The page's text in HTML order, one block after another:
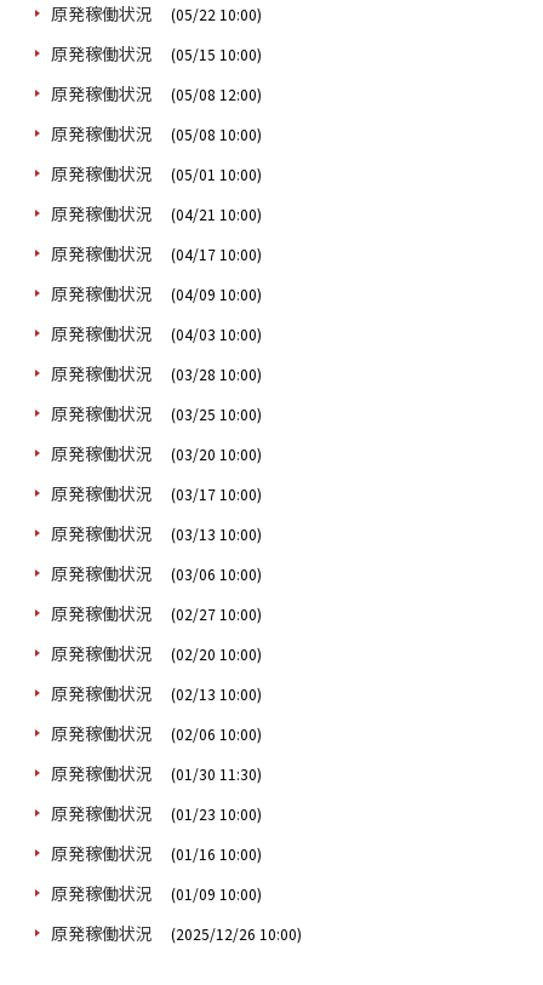
原発稼働状況 (05/22 10:00)
原発稼働状況 (05/15 10:00)
原発稼働状況 (05/08 12:00)
原発稼働状況 (05/08 10:00)
原発稼働状況 (05/01 10:00)
原発稼働状況 (04/21 10:00)
原発稼働状況 (04/17 10:00)
原発稼働状況 (04/09 10:00)
原発稼働状況 (04/03 10:00)
原発稼働状況 (03/28 10:00)
原発稼働状況 (03/25 10:00)
原発稼働状況 (03/20 10:00)
原発稼働状況 (03/17 10:00)
原発稼働状況 (03/13 10:00)
原発稼働状況 (03/06 10:00)
原発稼働状況 (02/27 10:00)
原発稼働状況 (02/20 10:00)
原発稼働状況 (02/13 10:00)
原発稼働状況 (02/06 10:00)
原発稼働状況 (01/30 11:30)
原発稼働状況 (01/23 10:00)
原発稼働状況 (01/16 10:00)
原発稼働状況 (01/09 10:00)
原発稼働状況 (2025/12/26 10:00)